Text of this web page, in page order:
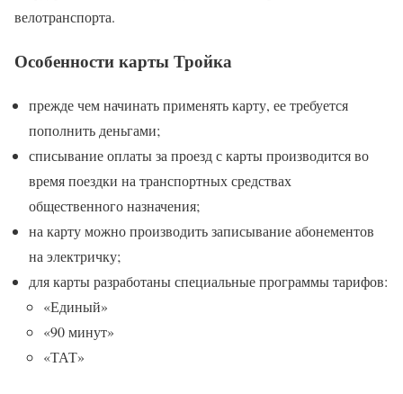
велотранспорта.
Особенности карты Тройка
прежде чем начинать применять карту, ее требуется
пополнить деньгами;
списывание оплаты за проезд с карты производится во
время поездки на транспортных средствах
общественного назначения;
на карту можно производить записывание абонементов
на электричку;
для карты разработаны специальные программы тарифов:
«Единый»
«90 минут»
«ТАТ»